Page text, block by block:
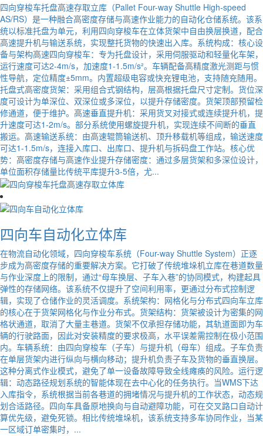
四向穿梭车托盘高速存取立库（Pallet Four-way Shuttle High-speed
AS/RS）是一种融合高密度存储与高速作业能力的自动化仓储系统。该系
统以标准托盘为单元，利用四向穿梭车在立体货架中自由换层换道，配合
高速提升机与输送系统，实现整托货物的快速出入库。系统构成：核心设
备与架构高速四向穿梭车：专为托盘设计，采用伺服驱动和轻量化车架，
运行速度可达2-4m/s，加速度1-1.5m/s²。车辆配备高精度激光测距与惯
性导航，定位精度±5mm。内置超级电容或快充锂电池，支持随充随用。
托盘式高密度货架：采用组合式钢结构，层高根据托盘尺寸定制。货位深
度可设计为单深位、双深位或多深位，以提升存储密度。货架顶部预留检
修通道，便于维护。高速垂直提升机：采用货叉对接式或连续提升机，提
升速度可达1-2m/s。部分系统使用螺旋提升机，实现连续不间断的垂直
搬运。高速输送系统：由高速辊筒输送机、顶升移载机等组成，输送速度
可达1-1.5m/s，连接入库口、出库口、提升机与拆码盘工作站。核心优
势：高密度存储与高速作业提升存储密度：通过多层货架和多深位设计，
单位面积存储量比传统平库提升3-5倍，尤...
四向车自动化立体库
在物流自动化领域，四向穿梭车系统（Four-way Shuttle System）正逐
步成为高密度存储的重要解决方案。它打破了传统堆垛机立库在巷道数量
与作业深度上的限制，通过“母车换层、子车入巷”的协同模式，构建起具
弹性的存储网络。该系统不仅提升了空间利用率，更通过分布式控制逻
辑，实现了仓储作业的灵活调度。系统架构：网格化与分布式四向车立库
的核心在于货架网格化与作业分布式。货架结构：货架被设计为密集的网
格状通道，取消了大量主巷道。货架不仅承担存储功能，其轨道面即为车
辆的行驶路面，因此对安装精度的要求极高，水平误差需控制在极小范围
内。车辆系统：由四向穿梭车（子车）与提升机（母车）组成。子车负责
在单层货架内进行纵向与横向移动；提升机负责子车及货物的垂直换层。
这种分离式作业模式，避免了单一设备故障导致全线瘫痪的风险。运行逻
辑：动态路径规划系统的智能体现在去中心化的任务执行。当WMS下达
入库指令，系统根据当前各巷道的拥堵情况与提升机的工作状态，动态规
划合适路径。四向车具备原地换向与自动避障功能，可在交叉路口自动计
算优先级，避免死锁。相比传统堆垛机，该系统支持多车协同作业，当某
一区域订单密集时，...